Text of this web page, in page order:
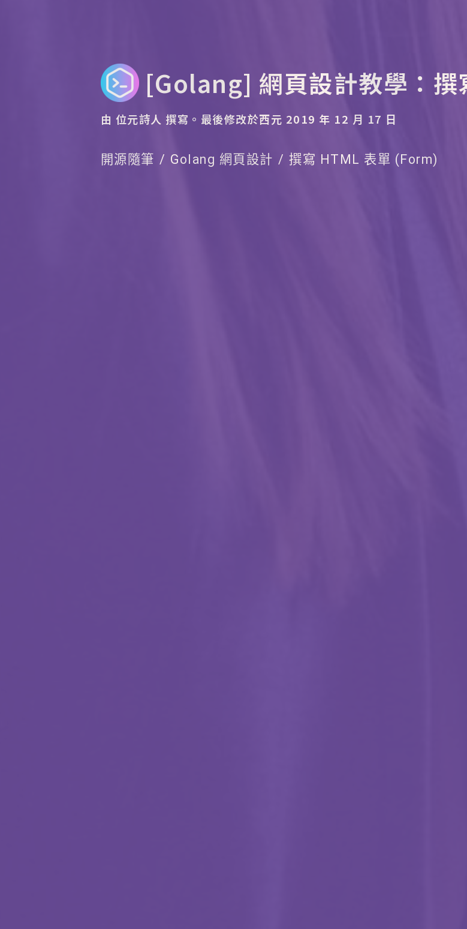
[Golang] 網頁設計教學：
由 位元詩人 撰寫。 最後修改於西元 2019 年 12 月 17 日
開源隨筆 Golang 網頁設計 撰寫 HTML 表單 (Form)